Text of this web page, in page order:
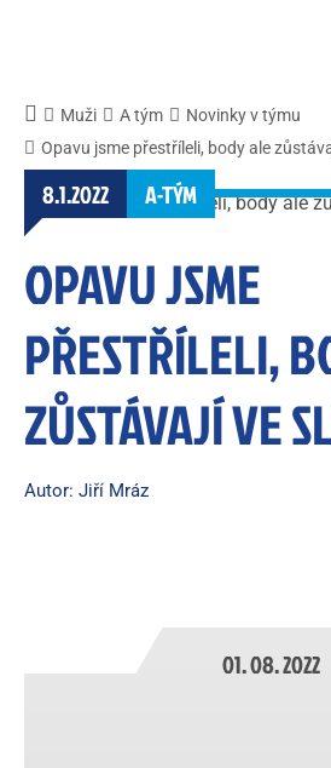
Muži A tým
Novinky v týmu
Opavu jsme přestříleli, body ale
8.1.2022 A-TÝM
OPAVU JSME
PŘESTŘÍLELI,
ZŮSTÁVAJÍ VE
Autor: Jiří Mráz
01. 08. 2022